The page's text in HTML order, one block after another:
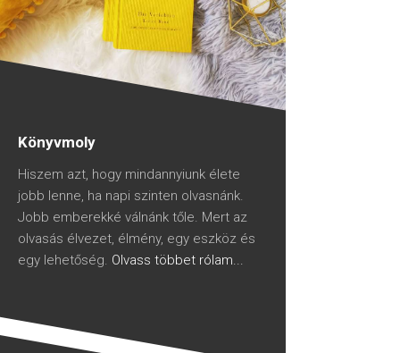
Könyvmoly
Hiszem azt, hogy mindannyiunk élete
jobb lenne, ha napi szinten olvasnánk.
Jobb emberekké válnánk tőle. Mert az
olvasás élvezet, élmény, egy eszköz és
egy lehetőség. Olvass többet rólam...